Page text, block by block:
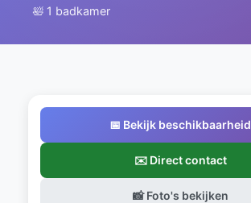
🛀 1 badkamer
📅 Bekijk beschikbaarheid
✉️ Direct contact
📸 Foto's bekijken